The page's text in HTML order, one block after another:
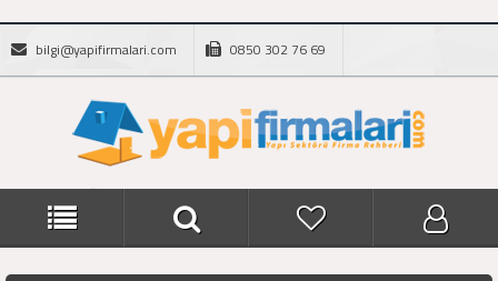
bilgi@yapifirmalari.com 0850 302 76 69